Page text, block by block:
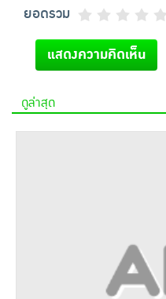
ยอดรวม
แสดงความคิดเห็น
ดูล่าสุด